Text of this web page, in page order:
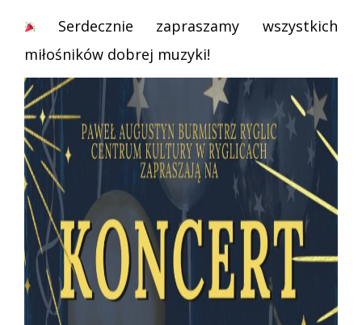
Serdecznie zapraszamy wszystkich
miłośników dobrej muzyki!